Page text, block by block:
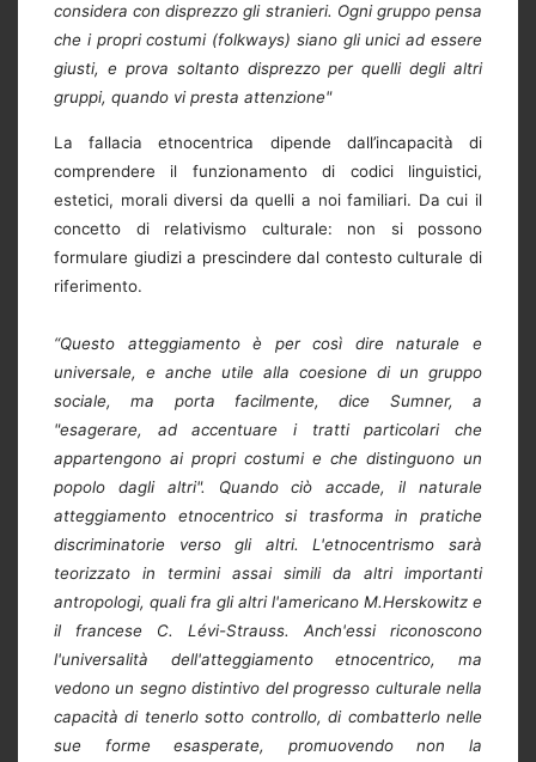
considera con disprezzo gli stranieri. Ogni gruppo pensa
che i propri costumi (folkways) siano gli unici ad essere
giusti, e prova soltanto disprezzo per quelli degli altri
gruppi, quando vi presta attenzione"
La fallacia etnocentrica dipende dall’incapacità di
comprendere il funzionamento di codici linguistici,
estetici, morali diversi da quelli a noi familiari. Da cui il
concetto di relativismo culturale: non si possono
formulare giudizi a prescindere dal contesto culturale di
riferimento.
“Questo atteggiamento è per così dire naturale e
universale, e anche utile alla coesione di un gruppo
sociale, ma porta facilmente, dice Sumner, a
"esagerare, ad accentuare i tratti particolari che
appartengono ai propri costumi e che distinguono un
popolo dagli altri". Quando ciò accade, il naturale
atteggiamento etnocentrico si trasforma in pratiche
discriminatorie verso gli altri. L'etnocentrismo sarà
teorizzato in termini assai simili da altri importanti
antropologi, quali fra gli altri l'americano M.Herskowitz e
il francese C. Lévi-Strauss. Anch'essi riconoscono
l'universalità dell'atteggiamento etnocentrico, ma
vedono un segno distintivo del progresso culturale nella
capacità di tenerlo sotto controllo, di combatterlo nelle
sue forme esasperate, promuovendo non la